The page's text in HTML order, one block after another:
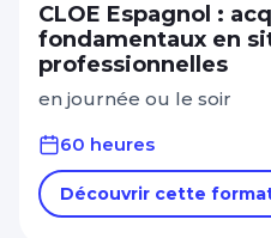
CLOE Espagnol :
fondamentaux en
professionnelles
en journée ou le soir
60 heures
Découvrir cette